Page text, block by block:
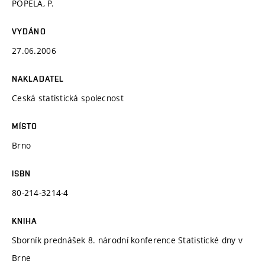
POPELA, P.
VYDÁNO
27.06.2006
NAKLADATEL
Ceská statistická spolecnost
MÍSTO
Brno
ISBN
80-214-3214-4
KNIHA
Sborník prednášek 8. národní konference Statistické dny v
Brne